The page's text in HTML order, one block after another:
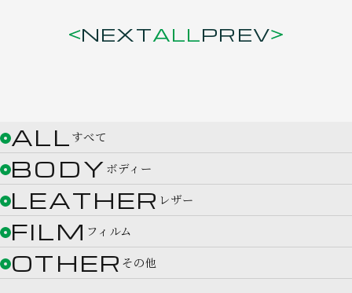
NEXTALLPREV
ALL すべて
BODY ボディー
LEATHER レザー
FILM フィルム
OTHER その他